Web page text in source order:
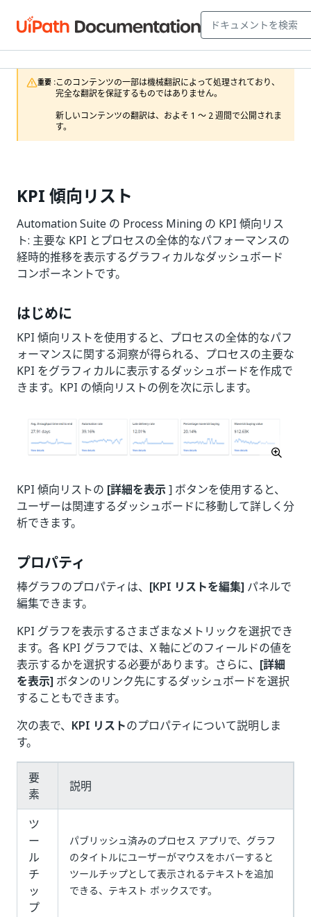
重要 :このコンテンツの一部は機械翻訳によって処理されており、
完全な翻訳を保証するものではありません。
新しいコンテンツの翻訳は、およそ 1 ～ 2 週間で公開されま
す。
KPI 傾向リスト
Automation Suite の Process Mining の KPI 傾向リス
ト: 主要な KPI とプロセスの全体的なパフォーマンスの
経時的推移を表示するグラフィカルなダッシュボード
コンポーネントです。
はじめに
KPI 傾向リストを使用すると、プロセスの全体的なパフ
ォーマンスに関する洞察が得られる、プロセスの主要な
KPI をグラフィカルに表示するダッシュボードを作成で
きます。KPI の傾向リストの例を次に示します。
KPI 傾向リストの [詳細を表示] ボタンを使用すると、
ユーザーは関連するダッシュボードに移動して詳しく分
析できます。
プロパティ
棒グラフのプロパティは、 [KPI リストを編集] パネルで
編集できます。
KPI グラフを表示するさまざまなメトリックを選択でき
ます。各 KPI グラフでは、X 軸にどのフィールドの値を
表示するかを選択する必要があります。さらに、 [詳細
を表示] ボタンのリンク先にするダッシュボードを選択
することもできます。
次の表で、 KPI リストのプロパティについて説明しま
す。
要
素
説明
ツ
ー
ル
チ
ッ
プ
パブリッシュ済みのプロセス アプリで、グラフ
のタイトルにユーザーがマウスをホバーすると
ツールチップとして表示されるテキストを追加
できる、テキスト ボックスです。